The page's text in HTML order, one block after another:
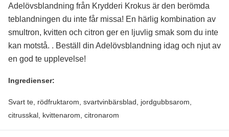
Adelövsblandning från Krydderi Krokus är den berömda
teblandningen du inte får missa! En härlig kombination av
smultron, kvitten och citron ger en ljuvlig smak som du inte
kan motstå. . Beställ din Adelövsblandning idag och njut av
en god te upplevelse!
Ingredienser:
Svart te, rödfruktarom, svartvinbärsblad, jordgubbsarom,
citrusskal, kvittenarom, citronarom